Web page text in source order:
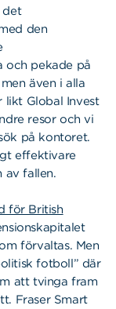
det
den
och pekade på
även i alla
likt Global Invest
resor och vi
på kontoret.
effektivare
av fallen.
för British
förvaltas. Men
fotboll” där
att tvinga fram
Fraser Smart